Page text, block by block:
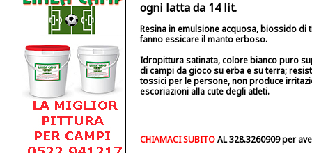
ogni latta da 14 lit.
Resina in emulsione acquosa, biossido di
fanno essicare il manto erboso.
Idropittura satinata, colore bianco puro
di campi da gioco su erba e su terra;
tossici per le persone, non produce
escoriazioni alla cute degli atleti.
CHIAMACI SUBITOAL 328.3260909 per